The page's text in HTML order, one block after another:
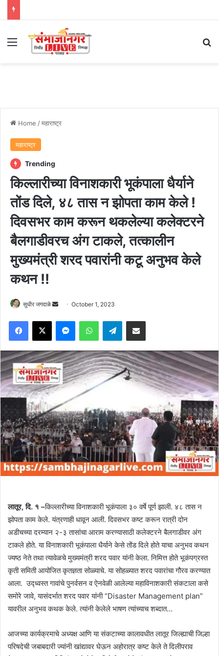
Menu
Home /महाराष्ट्र
महाराष्ट्र
Trending
किल्लारीच्या विनाशकारी भूकंपाला धैर्याने
तोंड दिले, ४८ तास न झोपता काम केले !
दिवसभर काम करून थकलेल्या कलेक्टरने
बैलगाडीवरच अंग टाकले, तत्कालीन
मुख्यमंत्री शरद पवारांनी कटू अनुभव केले
कथन !!
सुधीर जगदाळे
Send
email
October 1, 2023
Facebook
X MessengerWhatsAppTelegramShare via Email
लातूर, दि. १ –किल्लारीच्या विनाशकारी भूकंपाला ३० वर्षे पूर्ण झाली. ४८ तास न
झोपता काम केले. यंत्रणाही धावून आली. दिवसभर कष्ट करून रात्री दोन
अडीचच्या दरम्यान २-३ तासांचा आराम करण्यासाठी कलेक्टरने बैलगाडीवर अंग
टाकले होते. या विनाशकारी भूकंपाला धैर्याने केसे तोंड दिले होते याचा अनुभव कथन
ज्यष्ठ नेते तथा त्यावेळचे मुख्यमंत्री शरद पवार यांनी केला. निमित्त होते भूकंपग्रस्त
कृती समिती आयोजित कृतज्ञता सोळ्याचे. या सोहळ्यात शरद पवारांचा गौरव करण्यात
आला. उद्ध्वस्त गावांचे पुनर्वसन व ऐनवेळी आलेल्या महाविनाशकारी संकटाला कसे
समोरे जावे, यासंदर्भात शरद पवार यांनी “Disaster Management plan”
यावरील अनुभव कथक केले. त्यांनी केलेले भाषण त्यांच्याच शब्दात…
आजच्या कार्यक्रमाचे अध्यक्ष आणि या संकटाच्या कालावधीत लातूर जिल्ह्याची जिल्हा
परिषदेची जबाबदारी ज्यांनी खांद्यावर घेऊन अहोरात्र कष्ट केले ते दिलीपराव